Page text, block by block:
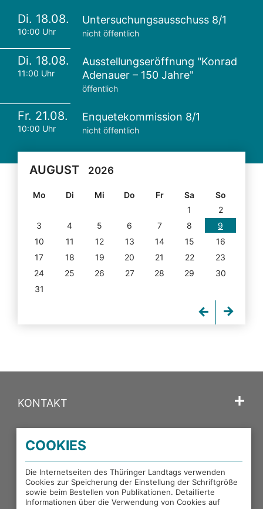
Di. 18.08.
10:00 Uhr
Untersuchungsausschuss 8/1
nicht öffentlich
Di. 18.08.
11:00 Uhr
Ausstellungseröffnung "Konrad
Adenauer – 150 Jahre"
öffentlich
Fr. 21.08.
10:00 Uhr
Enquetekommission 8/1
nicht öffentlich
AUGUST 2026
Mo Di Mi Do Fr Sa
So
1
2
3
4 5 6 7 8
9
10
11 12 13 14 15
16
17
18 19 20 21 22
23
24
25 26 27 28 29
30
31
KONTAKT
PORTALE DES THÜRINGER LANDTAGS
EXTERNE LINKS
COOKIES
Die Internetseiten des Thüringer Landtags verwenden
Cookies zur Speicherung der Einstellung der Schriftgröße
sowie beim Bestellen von Publikationen. Detaillierte
Informationen über die Verwendung von Cookies auf